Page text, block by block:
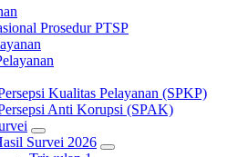
Prosedur PTSP
Kualitas Pelayanan (SPKP)
Anti Korupsi (SPAK)
Survei 2026